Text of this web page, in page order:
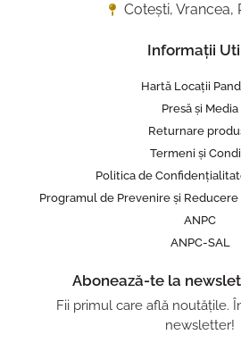
Cotești, Vrancea,
Informații
Hartă Locații
Presă și Media
Returnare
Termeni și
Politica de
Programul de Prevenire și
ANPC
ANPC-SAL
Abonează-te la
Fii primul care află noutățile.
newsletter!